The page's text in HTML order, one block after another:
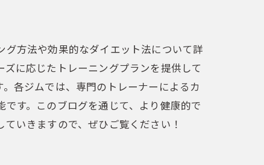
方法や効果的なダイエット法について詳
に応じたトレーニングプランを提供して
各ジムでは、専門のトレーナーによるカ
す。このブログを通じて、より健康的で
いきますので、ぜひご覧ください！